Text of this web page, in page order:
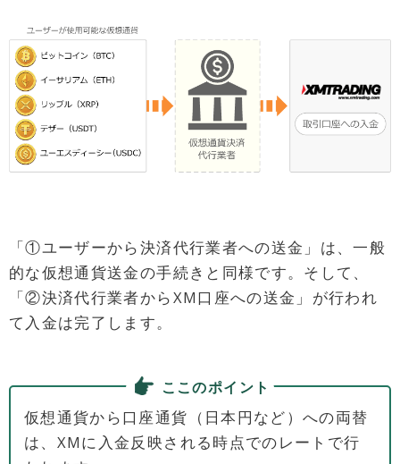
「①ユーザーから決済代行業者への送金」は、一般
的な仮想通貨送金の手続きと同様です。そして、
「②決済代行業者からXM口座への送金」が行われ
て入金は完了します。
ここのポイント
仮想通貨から口座通貨（日本円など）への両替
は、XMに入金反映される時点でのレートで行